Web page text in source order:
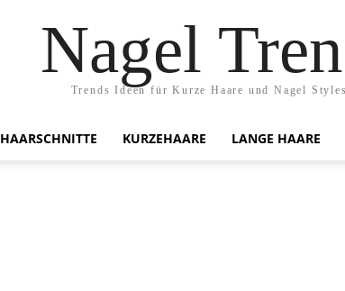
Nagel
Trends Ideen für Kurze Haare und Nagel Styles
HAARSCHNITTE KURZEHAARE LANGE HAARE